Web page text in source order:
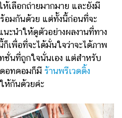
ห้เลือกถ่ายมากมาย และยังมี
อมกันด้วย แต่ทั้งนี้ก่อนที่จะ
ะนำให้ดูตัวอย่างผลงานที่ทาง
เพื่อที่จะได้มั่นใจว่าจะได้ภาพ
ชั่นที่ถูกใจนั่นเอง แต่สำหรับ
อทคอมก็มี ร้านพรีเวดดิ้ง
ห้กันด้วยค่ะ